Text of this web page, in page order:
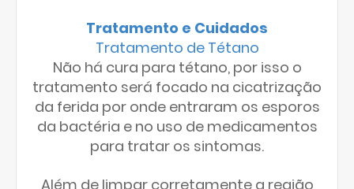
Tratamento e Cuidados
Tratamento de Tétano
Não há cura para tétano, por isso o
tratamento será focado na cicatrização
da ferida por onde entraram os esporos
da bactéria e no uso de medicamentos
para tratar os sintomas.
Além de limpar corretamente a região